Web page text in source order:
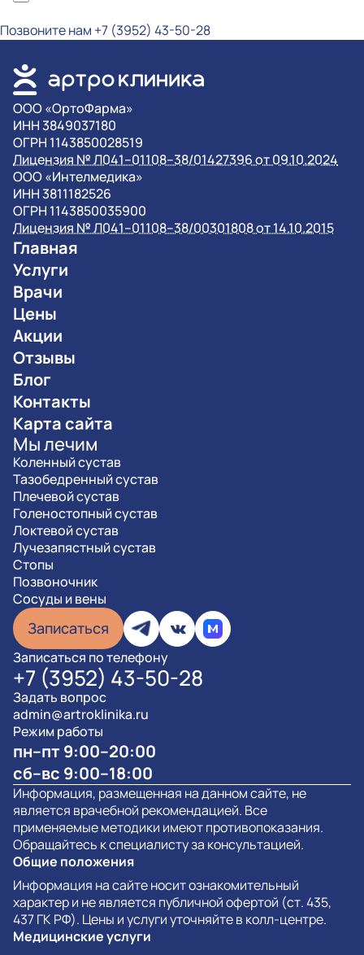
Позвоните нам +7 (3952) 43-50-28
OOO «ОртоФарма»
ИНН 3849037180
ОГРН 1143850028519
Лицензия № Л041–01108–38/01427396 от 09.10.2024
OOO «Интелмедика»
ИНН 3811182526
ОГРН 1143850035900
Лицензия № Л041–01108–38/00301808 от 14.10.2015
Главная
Услуги
Врачи
Цены
Акции
Отзывы
Блог
Контакты
Карта сайта
Мы лечим
Коленный сустав
Тазобедренный сустав
Плечевой сустав
Голеностопный сустав
Локтевой сустав
Лучезапястный сустав
Стопы
Позвоночник
Сосуды и вены
Записаться
Записаться по телефону
+7 (3952) 43-50-28
Задать вопрос
admin@artroklinika.ru
Режим работы
пн–пт 9:00–20:00
сб–вс 9:00–18:00
Информация, размещенная на данном сайте, не
является врачебной рекомендацией. Все
применяемые методики имеют противопоказания.
Обращайтесь к специалисту за консультацией.
Общие положения
Информация на сайте носит ознакомительный
характер и не является публичной офертой (ст. 435,
437 ГК РФ). Цены и услуги уточняйте в колл-центре.
Медицинские услуги